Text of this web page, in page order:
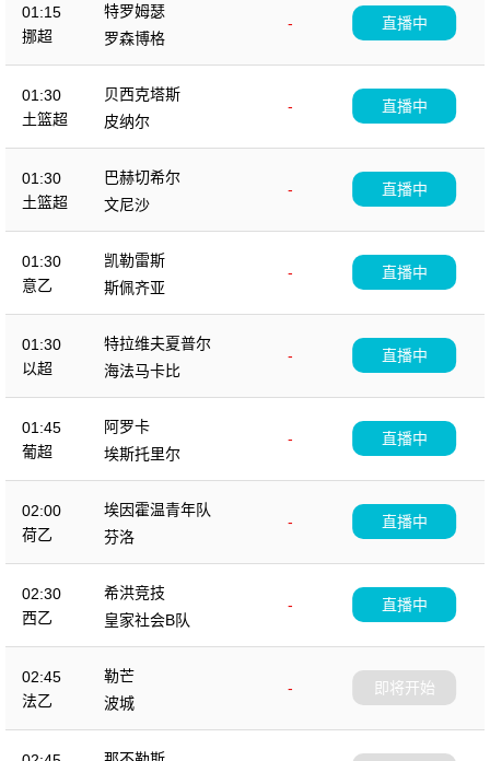
01:15
挪超
特罗姆瑟
-
罗森博格
直播中
01:30
土篮超
贝西克塔斯
-
皮纳尔
直播中
01:30
土篮超
巴赫切希尔
-
文尼沙
直播中
01:30
意乙
凯勒雷斯
-
斯佩齐亚
直播中
01:30
以超
特拉维夫夏普尔
-
海法马卡比
直播中
01:45
葡超
阿罗卡
-
埃斯托里尔
直播中
02:00
荷乙
埃因霍温青年队
-
芬洛
直播中
02:30
西乙
希洪竞技
-
皇家社会B队
直播中
02:45
法乙
勒芒
-
波城
即将开始